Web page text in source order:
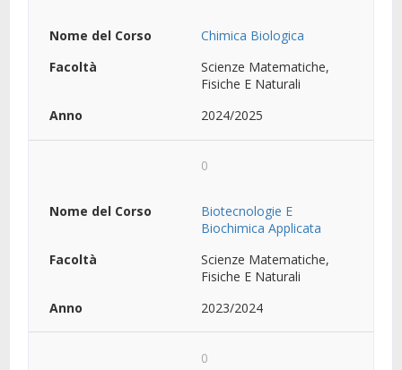
Chimica Biologica
Scienze Matematiche,
Fisiche E Naturali
2024/2025
0
Biotecnologie E
Biochimica Applicata
Scienze Matematiche,
Fisiche E Naturali
2023/2024
0